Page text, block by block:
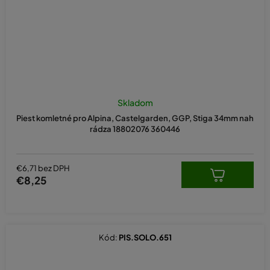
Piest komletné pro Alpina, Castelgarden, GGP, Stiga 34mm nah
rádza 18802076 360446
Skladom
€6,71 bez DPH
€8,25
Kód: PIS.SOLO.651